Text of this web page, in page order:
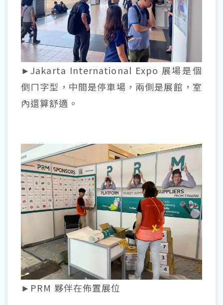
►Jakarta International Expo 展場是個
倒ㄇ字型，中間是停車場，兩側是展館，室
內還算舒適。
►PRM 夥伴在佈置展位